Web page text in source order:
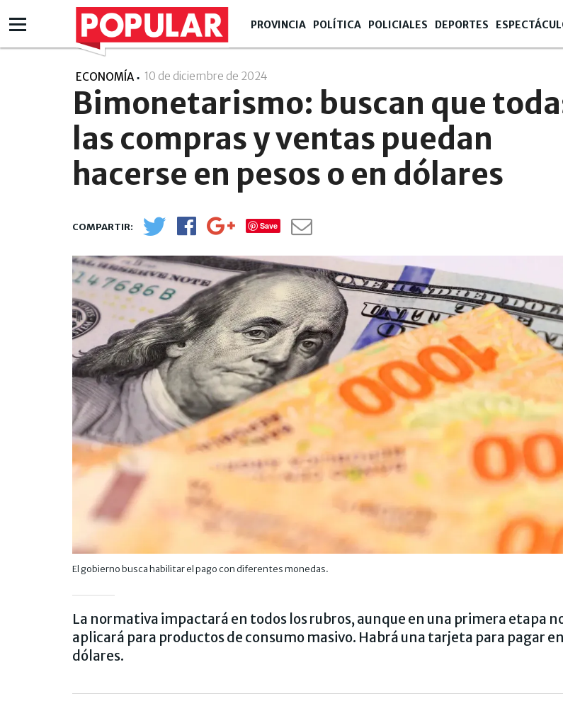
PROVINCIA POLÍTICA POLICIALES DEPORTES
ECONOMÍA 10 de diciembre de 2024
Bimonetarismo: buscan que
las compras y ventas puedan
hacerse en pesos o en dólares
Save
El gobierno busca habilitar el pago con diferentes monedas.
La normativa impactará en todos los rubros, aunque en una primera etapa
aplicará para productos de consumo masivo. Habrá una tarjeta para pagar en
dólares.